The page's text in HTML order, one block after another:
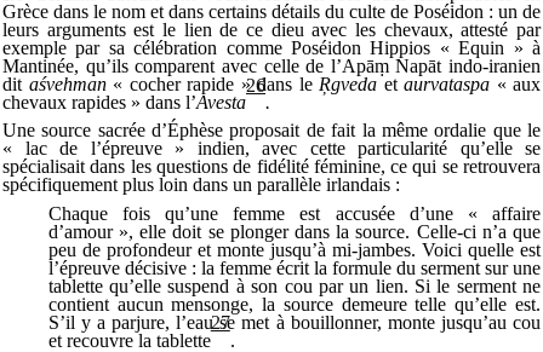
Grèce dans le nom et dans certains détails du culte de Poséidon : un de
leurs arguments est le lien de ce dieu avec les chevaux, attesté par
exemple par sa célébration comme Poséidon Hippios « Equin » à
Mantinée, qu’ils comparent avec celle de l’ApāṃNapāt indo-iranien
dit aśvehman « cocher rapide » dans le Ŗgveda etaurvataspa « aux
chevaux rapides » dans l’Avesta
26
.
Une source sacrée d’Éphèse proposait de fait la même ordalie que le
« lac de l’épreuve » indien, avec cette particularité qu’elle se
spécialisait dans les questions de fidélité féminine, ce qui se retrouvera
spécifiquement plus loin dans un parallèle irlandais :
Chaque fois qu’une femme est accusée d’une « affaire
d’amour », elle doit se plonger dans la source. Celle-ci n’a que
peu de profondeur et monte jusqu’à mi-jambes. Voici quelle est
l’épreuve décisive : la femme écrit la formule du serment sur une
tablette qu’elle suspend à son cou par un lien. Si le serment ne
contient aucun mensonge, la source demeure telle qu’elle est.
S’il y a parjure, l’eau se met à bouillonner, monte jusqu’au cou
et recouvre la tablette
27
.